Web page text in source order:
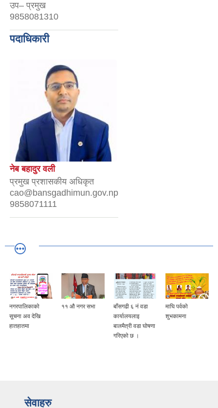
उप– प्रमुख
9858081310
पदाधिकारी
नेब बहादुर वली
प्रमुख प्रशासकीय अधिकृत
cao@bansgadhimun.gov.np
9858071111
नगरपालिकाको
सूचना अव देखि
हातहातमा
११ औ नगर सभा
बाँसगढी ६ नं वडा
कार्यालयलाइ
बालमैत्री वडा घोषणा
गरिएको छ ।
माघि पर्वको
शुभकामना
सेवाहरु